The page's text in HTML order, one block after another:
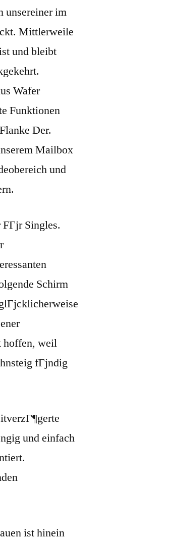
unsereiner im
Mittlerweile
und bleibt
Wafer
Funktionen
Der.
Mailbox
und
Singles.
Schirm
hoffen, weil
fГјndig
und einfach
ist hinein